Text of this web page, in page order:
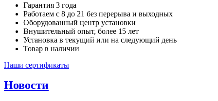
Гарантия 3 года
Работаем с 8 до 21 без перерыва и выходных
Оборудованный центр установки
Внушительный опыт, более 15 лет
Установка в текущий или на следующий день
Товар в наличии
Наши сертификаты
Новости